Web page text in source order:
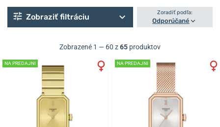
Zobraziť filtráciu Zoradiť podľa:
Odporúčané
Zobrazené 1 — 60 z65 produktov
NA PREDAJNI NA PREDAJNI